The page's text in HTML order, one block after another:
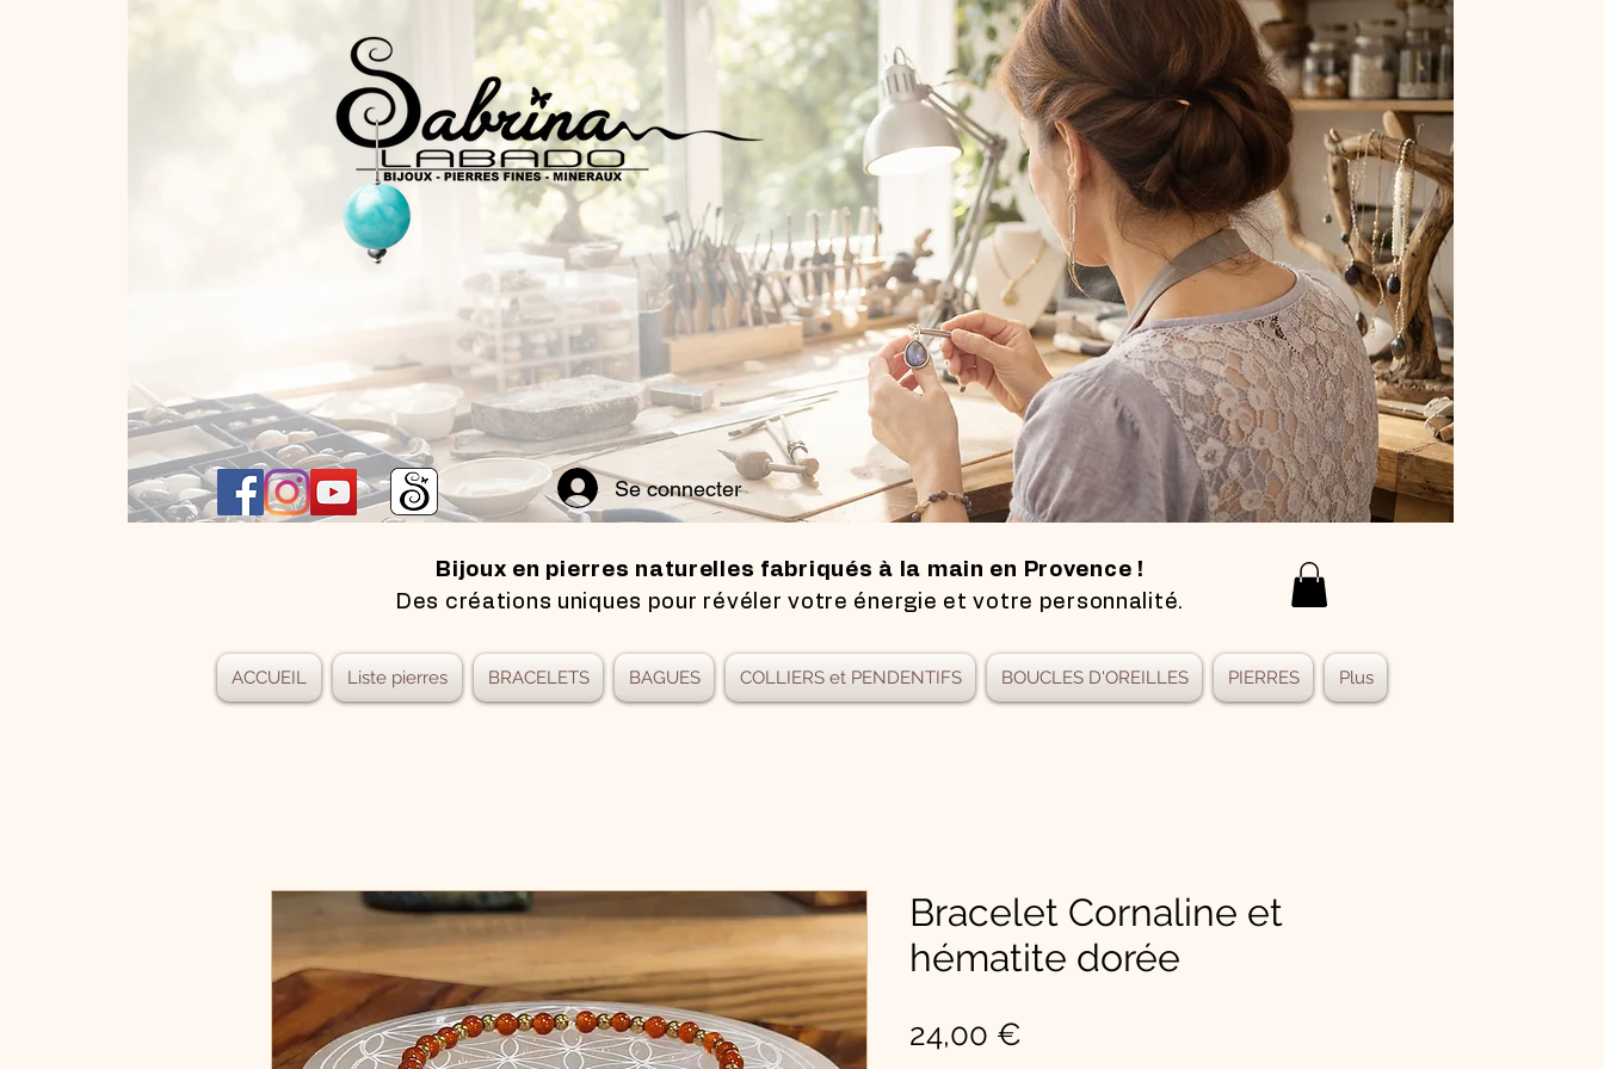
Se connecter
Bijoux en pierres naturelles fabriqués à la main en Provence !
Des créations uniques pour révéler votre énergie et votre personnalité.
ACCUEIL Liste pierres BRACELETS BAGUES COLLIERS et PENDENTIFS BOUCLES D'OREILLES PIERRES Plus
Bracelet Cornaline et
hématite dorée
24,00 €